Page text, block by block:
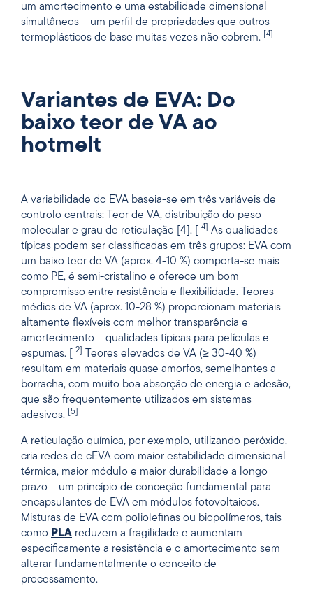
um amortecimento e uma estabilidade dimensional
simultâneos – um perfil de propriedades que outros
termoplásticos de base muitas vezes não cobrem.
[4]
Variantes de EVA: Do
baixo teor de VA ao
hotmelt
A variabilidade do EVA baseia-se em três variáveis de
controlo centrais: Teor de VA, distribuição do peso
molecular e grau de reticulação [4]. [
4]
As qualidades
típicas podem ser classificadas em três grupos: EVA com
um baixo teor de VA (aprox. 4-10 %) comporta-se mais
como PE, é semi-cristalino e oferece um bom
compromisso entre resistência e flexibilidade. Teores
médios de VA (aprox. 10-28 %) proporcionam materiais
altamente flexíveis com melhor transparência e
amortecimento – qualidades típicas para películas e
espumas. [
2]
Teores elevados de VA (≥ 30-40 %)
resultam em materiais quase amorfos, semelhantes a
borracha, com muito boa absorção de energia e adesão,
que são frequentemente utilizados em sistemas
adesivos.
[5]
A reticulação química, por exemplo, utilizando peróxido,
cria redes de cEVA com maior estabilidade dimensional
térmica, maior módulo e maior durabilidade a longo
prazo – um princípio de conceção fundamental para
encapsulantes de EVA em módulos fotovoltaicos.
Misturas de EVA com poliolefinas ou biopolímeros, tais
como PLA reduzem a fragilidade e aumentam
especificamente a resistência e o amortecimento sem
alterar fundamentalmente o conceito de
processamento.